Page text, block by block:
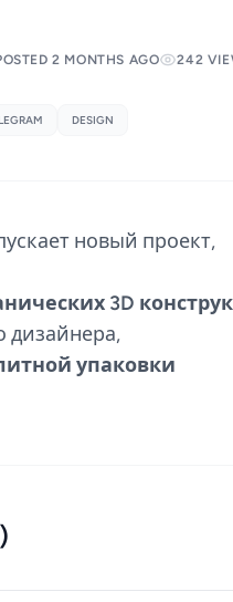
2 MONTHS AGO 242
DESIGN
новый проект,
3D
дизайнера,
упаковки